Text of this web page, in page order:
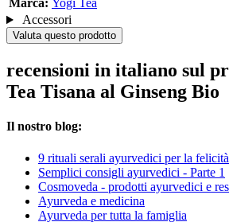
Marca: Yogi Tea
Accessori
Valuta questo prodotto
recensioni in italiano sul
Tea Tisana al Ginseng Bio
Il nostro blog:
9 rituali serali ayurvedici per la
Semplici consigli ayurvedici - Parte 1
Cosmoveda - prodotti ayurvedici e
Ayurveda e medicina
Ayurveda per tutta la famiglia